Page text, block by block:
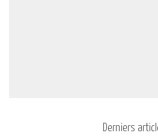
Derniers